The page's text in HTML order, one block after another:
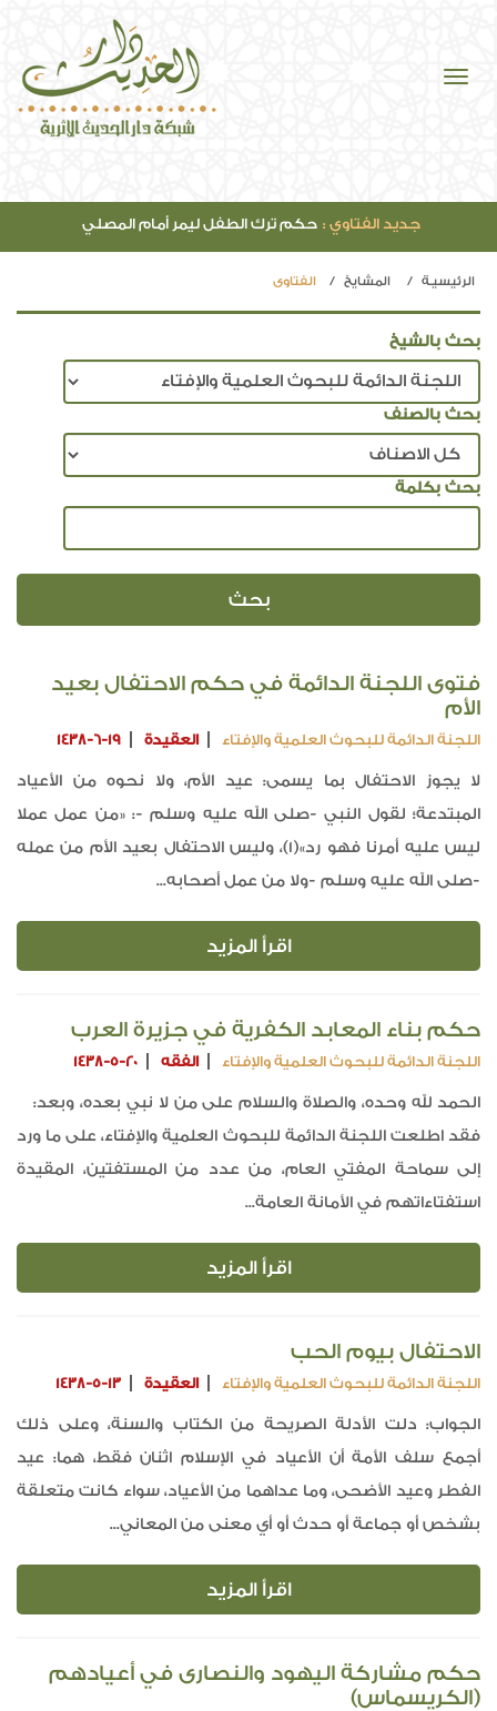
جديد الفتاوي : حكم ترك الطفل ليمر أمام المصلي
الرئيسيـة المشايخ الفتاوي
بحث بالشيخ
بحث بالصنف
بحث بكلمة
فتوى اللجنة الدائمة في حكم الاحتفال بعيد
الأم
اللجنة الدائمة للبحوث العلمية والإفتاء العقيدة 1438-6-19
لا يجوز الاحتفال بما يسمى: عيد الأم، ولا نحوه من الأعياد
المبتدعة؛ لقول النبي -صلى الله عليه وسلم -: «من عمل عملا
ليس عليه أمرنا فهو رد»(1)، وليس الاحتفال بعيد الأم من عمله
-صلى الله عليه وسلم -ولا من عمل أصحابه...
اقرأ المزيد
حكم بناء المعابد الكفرية في جزيرة العرب
اللجنة الدائمة للبحوث العلمية والإفتاء الفقه 1438-5-20
الحمد لله وحده، والصلاة والسلام على من لا نبي بعده، وبعد:
فقد اطلعت اللجنة الدائمة للبحوث العلمية والإفتاء، على ما ورد
إلى سماحة المفتي العام، من عدد من المستفتين، المقيدة
استفتاءاتهم في الأمانة العامة...
اقرأ المزيد
الاحتفال بيوم الحب
اللجنة الدائمة للبحوث العلمية والإفتاء العقيدة 1438-5-13
الجواب: دلت الأدلة الصريحة من الكتاب والسنة، وعلى ذلك
أجمع سلف الأمة أن الأعياد في الإسلام اثنان فقط، هما: عيد
الفطر وعيد الأضحى، وما عداهما من الأعياد، سواء كانت متعلقة
بشخص أو جماعة أو حدث أو أي معنى من المعاني...
اقرأ المزيد
حكم مشاركة اليهود والنصارى في أعيادهم
(الكريسماس)